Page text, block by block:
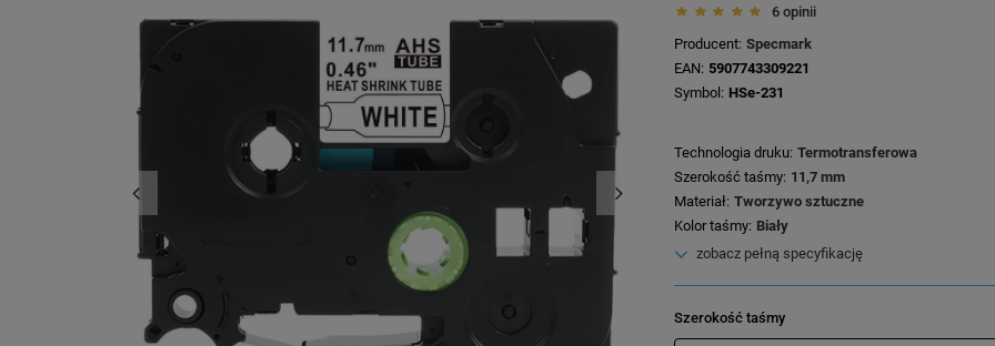
6 opinii
Producent Specmark
EAN 5907743309221
Symbol
HSe-231
Technologia druku Termotransferowa
Szerokość taśmy 11,7 mm
Materiał Tworzywo sztuczne
Kolor taśmy Biały
zobacz pełną specyfikację
Szerokość taśmy